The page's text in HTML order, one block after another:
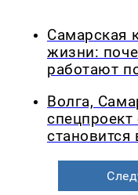
Самарская
жизни:
работают
Волга,
спецпроект